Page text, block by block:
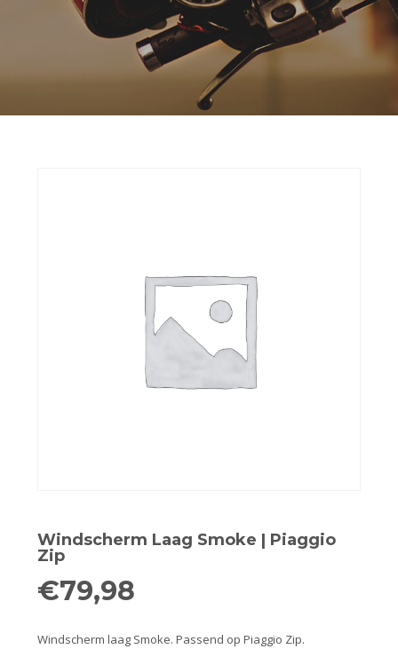
Originele AGM-onderdelen
Originele BTC-onderdelen
Originele Tomos-onderdelen
Bevestigingsdelen
Windscherm Laag Smoke | Piaggio
Zip
€79,98
Windscherm laag Smoke. Passend op Piaggio Zip.